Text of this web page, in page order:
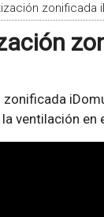
zonificada
ventilación en